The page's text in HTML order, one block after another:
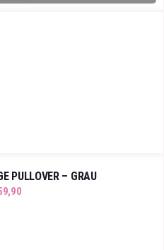
PULLOVER – GRAU